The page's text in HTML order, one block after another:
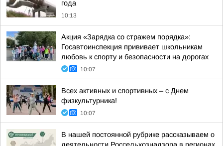
года
10:13
Акция «Зарядка со стражем порядка»:
Госавтоинспекция прививает школьникам
любовь к спорту и безопасности на дорогах
10:07
Всех активных и спортивных – с Днем
физкультурника!
10:07
В нашей постоянной рубрике рассказываем о